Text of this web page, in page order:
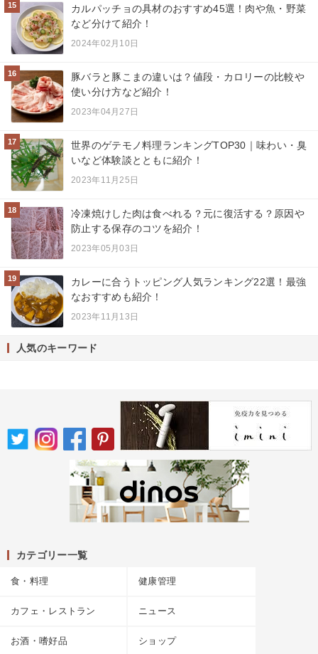
15
カルパッチョの具材のおすすめ45選！肉や魚・野菜
など分けて紹介！
2024年02月10日
16
豚バラと豚こまの違いは？値段・カロリーの比較や
使い分け方など紹介！
2023年04月27日
17
世界のゲテモノ料理ランキングTOP30｜味わい・臭
いなど体験談とともに紹介！
2023年11月25日
18
冷凍焼けした肉は食べれる？元に復活する？原因や
防止する保存のコツを紹介！
2023年05月03日
19
カレーに合うトッピング人気ランキング22選！最強
なおすすめも紹介！
2023年11月13日
人気のキーワード
カテゴリー一覧
食・料理 健康管理
カフェ・レストラン ニュース
お酒・嗜好品 ショップ